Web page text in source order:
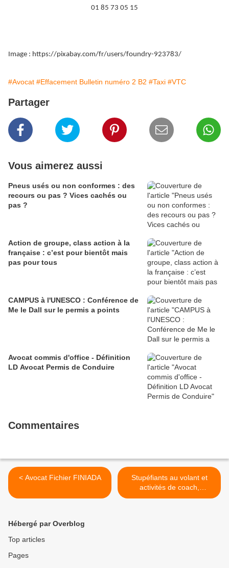
01 85 73 05 15
Image : https://pixabay.com/fr/users/foundry-923783/
#Avocat #Effacement Bulletin numéro 2 B2 #Taxi #VTC
Partager
Vous aimerez aussi
Pneus usés ou non conformes : des
recours ou pas ? Vices cachés ou
pas ?
Action de groupe, class action à la
française : c’est pour bientôt mais
pas pour tous
CAMPUS à l'UNESCO : Conférence de
Me le Dall sur le permis a points
Avocat commis d'office - Définition
LD Avocat Permis de Conduire
Commentaires
< Avocat Fichier FINIADA
Stupéfiants au volant et
activités de coach,
d’éducateur sportif
Hébergé par Overblog
Top articles
Pages